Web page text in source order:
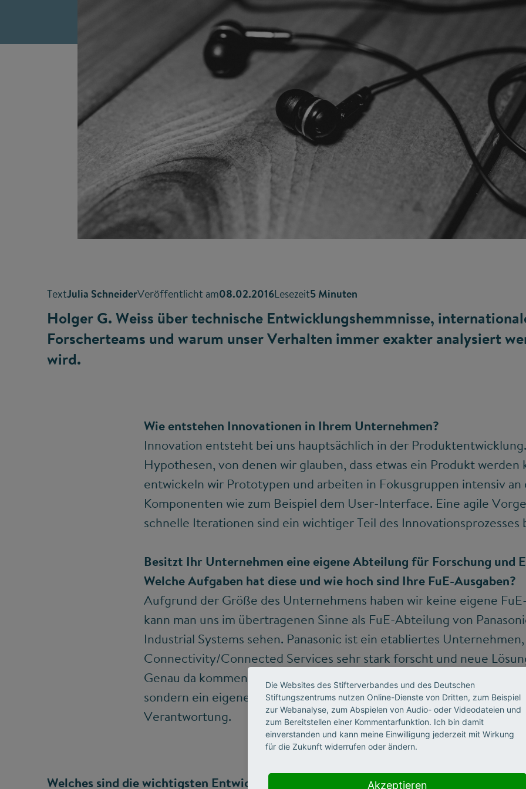
TextJulia SchneiderVeröffentlicht am08.02.2016Lesezeit5 Minuten
Holger G. Weiss über technische Entwicklungshemmnisse,
Forscherteams und warum unser Verhalten immer exakter analysiert
wird.
Wie entstehen Innovationen in Ihrem Unternehmen?
Innovation entsteht bei uns hauptsächlich in der
Hypothesen, von denen wir glauben, dass etwas ein Produkt werden
entwickeln wir Prototypen und arbeiten in Fokusgruppen intensiv an
Komponenten wie zum Beispiel dem User-Interface. Eine agile
schnelle Iterationen sind ein wichtiger Teil des Innovationsprozesses
Besitzt Ihr Unternehmen eine eigene Abteilung für Forschung und
Welche Aufgaben hat diese und wie hoch sind Ihre FuE-Ausgaben?
Aufgrund der Größe des Unternehmens haben wir keine eigene
kann man uns im übertragenen Sinne als FuE-Abteilung von
Industrial Systems sehen. Panasonic ist ein etabliertes
Connectivity/Connected Services sehr stark forscht und neue
Genau da kommen wir ins Spiel. Trotzdem sind wir natürlich keine
sondern ein eigenes Unternehmen mit einer eigenen Gewinn-und-
Verantwortung.
Welches sind die wichtigsten Entwicklungshemmnisse für Ihre
Die Websites des Stifterverbandes und des Deutschen
Stiftungszentrums nutzen Online-Dienste von Dritten, zum Beispiel
zur Webanalyse, zum Abspielen von Audio- oder Videodateien und
zum Bereitstellen einer Kommentarfunktion. Ich bin damit
einverstanden und kann meine Einwilligung jederzeit mit Wirkung
für die Zukunft widerrufen oder ändern.
Akzeptieren